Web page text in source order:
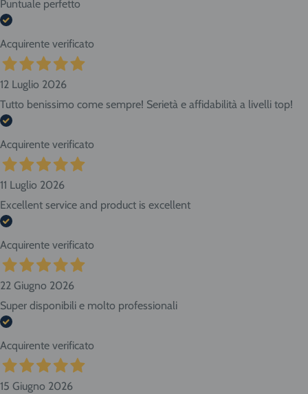
Puntuale perfetto
Acquirente verificato
12 Luglio 2026
Tutto benissimo come sempre! Serietà e affidabilità a livelli top!
Acquirente verificato
11 Luglio 2026
Excellent service and product is excellent
Acquirente verificato
22 Giugno 2026
Super disponibili e molto professionali
Acquirente verificato
15 Giugno 2026